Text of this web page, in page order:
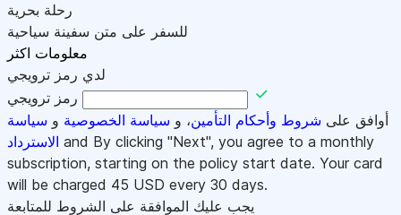
رحلة بحرية
للسفر على متن سفينة سياحية
معلومات اكثر
لدي رمز ترويجي
رمز ترويجي
أوافق على شروط وأحكام التأمين، و سياسة الخصوصية و سياسة
الاسترداد and By clicking "Next", you agree to a monthly
subscription, starting on the policy start date. Your card
will be charged 45 USD every 30 days.
يجب عليك الموافقة على الشروط للمتابعة